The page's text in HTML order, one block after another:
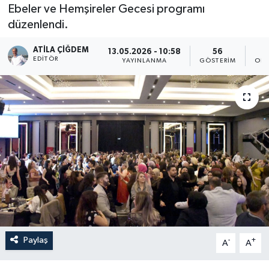
Ebeler ve Hemşireler Gecesi programı
düzenlendi.
ATILA ÇIĞDEM
EDITÖR
13.05.2026 - 10:58
YAYINLANMA
56
GÖSTERIM
Paylaş A- A+
GÜNCEL
AKTÜEL
EĞİTİM
İLÇELER
OTOPARK
TEKNOLOJİ
Tüm Manşetler
Son Dakika Haberleri
Haber Arşivi